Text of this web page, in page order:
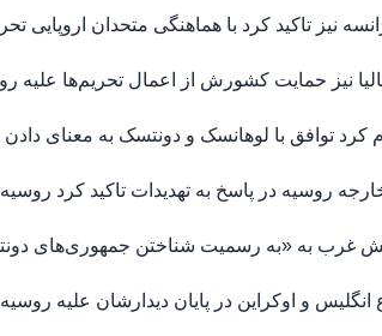
نیز تاکید کرد با هماهنگی متحدان
نیز حمایت کشورش از اعمال تحریم‌ها علیه
کرد توافق با لوهانسک و دونتسک به معنای
روسیه در پاسخ به تهدیدات تاکید کرد
غرب به «به رسمیت شناختن جمهوری‌های
انگلیس و اوکراین در پایان دیدارشان علیه